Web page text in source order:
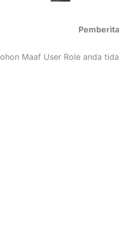
Maaf User Role anda